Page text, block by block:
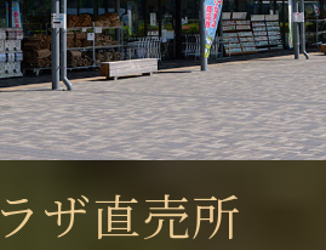
ザ直売所